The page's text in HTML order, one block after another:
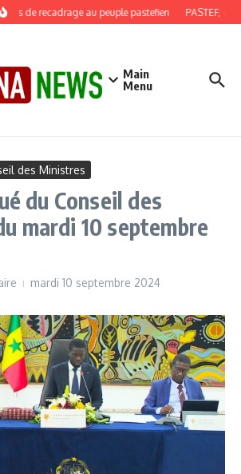
de recadrage au peuple pastefien PASTEF,
Main
Menu
des Ministres
du Conseil des
mardi 10 septembre
mardi 10 septembre 2024